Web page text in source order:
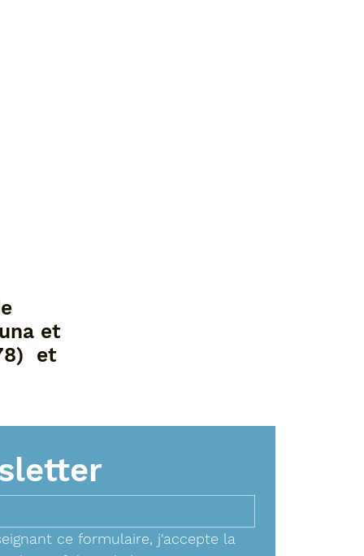
et
et
ce formulaire, j'accepte la